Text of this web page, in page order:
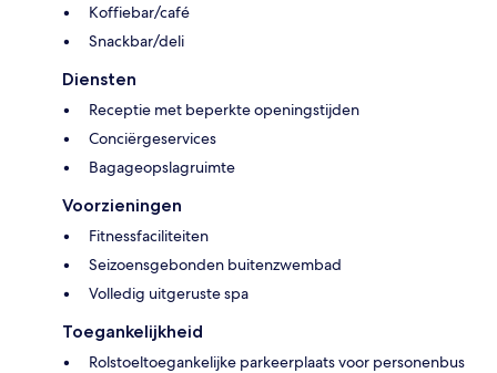
Koffiebar/café
Snackbar/deli
Diensten
Receptie met beperkte openingstijden
Conciërgeservices
Bagageopslagruimte
Voorzieningen
Fitnessfaciliteiten
Seizoensgebonden buitenzwembad
Volledig uitgeruste spa
Toegankelijkheid
Rolstoeltoegankelijke parkeerplaats voor personenbus